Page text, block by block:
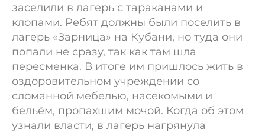
заселили в лагерь с тараканами и
клопами. Ребят должны были поселить в
лагерь «Зарница» на Кубани, но туда они
попали не сразу, так как там шла
пересменка. В итоге им пришлось жить в
оздоровительном учреждении со
сломанной мебелью, насекомыми и
бельём, пропахшим мочой. Когда об этом
узнали власти, в лагерь нагрянула